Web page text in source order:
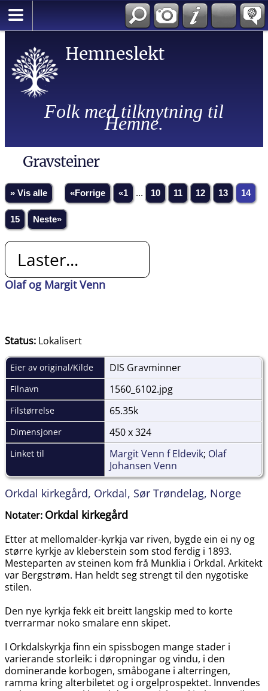
Hemneslekt
Folk med tilknytning til
Hemne.
Gravsteiner
» Vis alle «Forrige «1 ... 10 11 12 13 14
15 Neste»
Laster...
Olaf og Margit Venn
Status: Lokalisert
Eier av original/Kilde DIS Gravminner
Filnavn 1560_6102.jpg
Filstørrelse 65.35k
Dimensjoner 450 x 324
Linket til Margit Venn f Eldevik; Olaf
Johansen Venn
Orkdal kirkegård, Orkdal, Sør Trøndelag, Norge
Notater: Orkdal kirkegård
Etter at mellomalder-kyrkja var riven, bygde ein ei ny og
større kyrkje av kleberstein som stod ferdig i 1893.
Mesteparten av steinen kom frå Munklia i Orkdal. Arkitekt
var Bergstrøm. Han heldt seg strengt til den nygotiske
stilen.
Den nye kyrkja fekk eit breitt langskip med to korte
tverrarmar noko smalare enn skipet.
I Orkdalskyrkja finn ein spissbogen mange stader i
varierande storleik: i døropningar og vindu, i den
dominerande korbogen, småbogane i alterringen,
ramma kring alterbiletet og i orgelprospektet. Innvendes